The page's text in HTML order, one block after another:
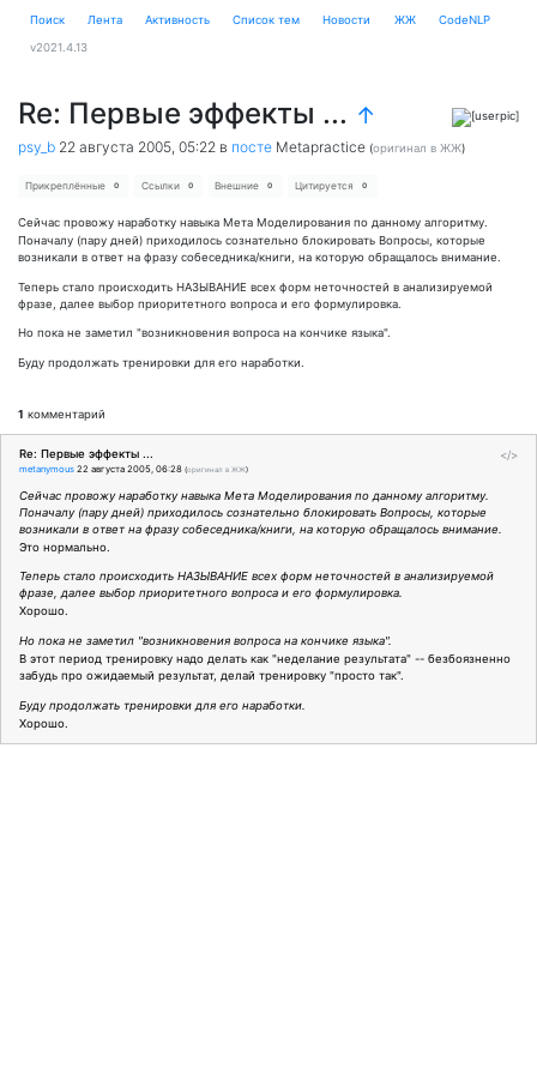
Поиск Лента Активность Cписок тем Новости ЖЖ CodeNLP
v2021.4.13
Re: Первые эффекты ... ↑
psy_b 22 августа 2005, 05:22 в посте Metapractice (оригинал в ЖЖ)
Прикреплённые 0 Ссылки 0 Внешние 0 Цитируется 0
Сейчас провожу наработку навыка Мета Моделирования по данному алгоритму.
Поначалу (пару дней) приходилось сознательно блокировать Вопросы, которые
возникали в ответ на фразу собеседника/книги, на которую обращалось внимание.
Теперь стало происходить НАЗЫВАНИЕ всех форм неточностей в анализируемой
фразе, далее выбор приоритетного вопроса и его формулировка.
Но пока не заметил "возникновения вопроса на кончике языка".
Буду продолжать тренировки для его наработки.
1 комментарий
</>
Re: Первые эффекты ...
metanymous 22 августа 2005, 06:28 (оригинал в ЖЖ)
Сейчас провожу наработку навыка Мета Моделирования по данному алгоритму.
Поначалу (пару дней) приходилось сознательно блокировать Вопросы, которые
возникали в ответ на фразу собеседника/книги, на которую обращалось внимание.
Это нормально.
Теперь стало происходить НАЗЫВАНИЕ всех форм неточностей в анализируемой
фразе, далее выбор приоритетного вопроса и его формулировка.
Хорошо.
Но пока не заметил "возникновения вопроса на кончике языка".
В этот период тренировку надо делать как "неделание результата" -- безбоязненно
забудь про ожидаемый результат, делай тренировку "просто так".
Буду продолжать тренировки для его наработки.
Хорошо.